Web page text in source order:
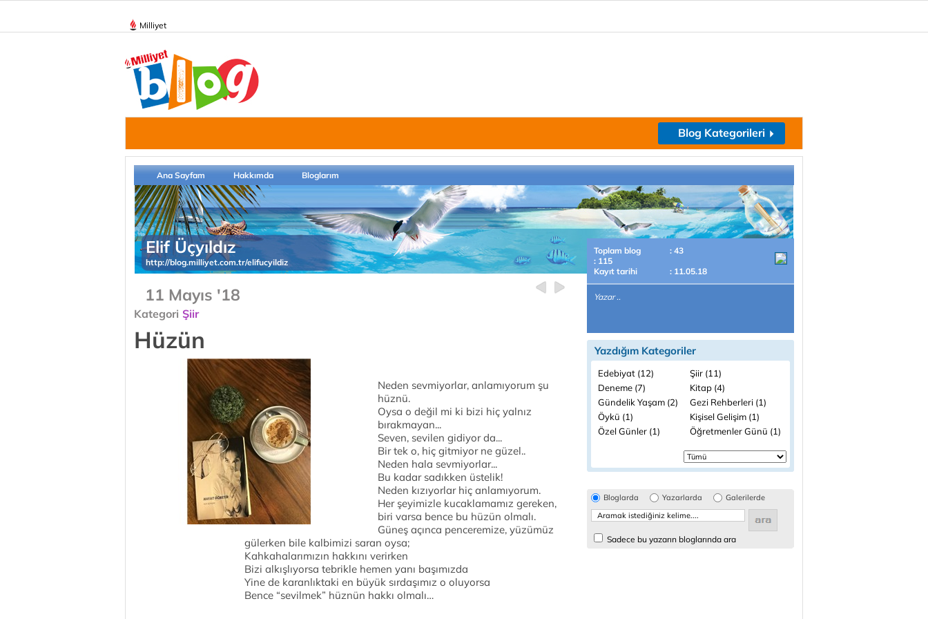
Milliyet
Blog Kategorileri
Ana Sayfam Hakkımda Bloglarım
Elif Üçyıldız
http://blog.milliyet.com.tr/elifucyildiz
11 Mayıs '18
Kategori Şiir
Hüzün
Neden sevmiyorlar, anlamıyorum şu
hüznü.
Oysa o değil mi ki bizi hiç yalnız
bırakmayan...
Seven, sevilen gidiyor da...
Bir tek o, hiç gitmiyor ne güzel..
Neden hala sevmiyorlar...
Bu kadar sadıkken üstelik!
Neden kızıyorlar hiç anlamıyorum.
Her şeyimizle kucaklamamız gereken,
biri varsa bence bu hüzün olmalı.
Güneş açınca penceremize, yüzümüz
gülerken bile kalbimizi saran oysa;
Kahkahalarımızın hakkını verirken
Bizi alkışlıyorsa tebrikle hemen yanı başımızda
Yine de karanlıktaki en büyük sırdaşımız o oluyorsa
Bence “sevilmek” hüznün hakkı olmalı…
Toplam blog
: 43
: 115
Kayıt tarihi
: 11.05.18
Yazar ..
Yazdığım Kategoriler
Edebiyat (12)
Şiir (11)
Deneme (7)
Kitap (4)
Gündelik Yaşam (2)
Gezi Rehberleri (1)
Öykü (1)
Kişisel Gelişim (1)
Özel Günler (1)
Öğretmenler Günü (1)
Bloglarda Yazarlarda Galerilerde
Sadece bu yazarın bloglarında ara